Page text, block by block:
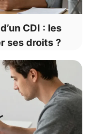
CDI : les
ses droits ?